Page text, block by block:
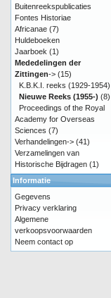
Buitenreekspublicaties
Fontes Historiae
Africanae (7)
Huldeboeken
Jaarboek (1)
Mededelingen der
Zittingen-> (15)
K.B.K.I. reeks (1929-1954)
Nieuwe Reeks (1955-) (8)
Proceedings of the Royal
Academy for Overseas
Sciences (7)
Verhandelingen-> (41)
Verzamelingen van
Historische Bijdragen (1)
Informatie
Gegevens
Privacy verklaring
Algemene
verkoopsvoorwaarden
Neem contact op